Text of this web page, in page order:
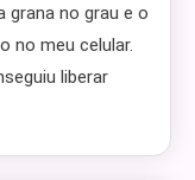
grana no grau e o
no meu celular.
liberar